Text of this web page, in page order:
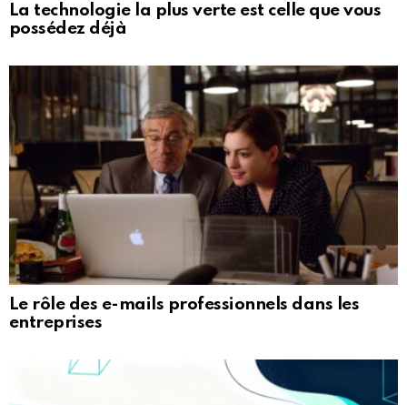
La technologie la plus verte est celle que vous
possédez déjà
Le rôle des e-mails professionnels dans les
entreprises